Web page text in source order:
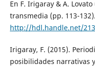
En F. Irigaray & A.
transmedia (pp. 113-
http://hdl.handle.net/
Irigaray, F. (2015).
posibilidades narrativas